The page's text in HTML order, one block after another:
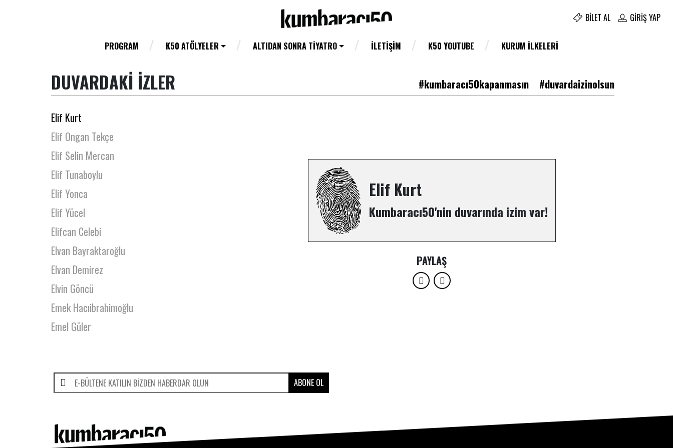
BILET AL GIRIŞ YAP
PROGRAM K50 ATÖLYELER ALTIDAN SONRA TIYATRO İLETIŞIM K50 YOUTUBE KURUM İLKELERI
DUVARDAKİ İZLER #kumbaracı50kapanmasın #duvardaizinolsun
Elif Hayta
Elif İpek Akkaya
Elif Kurt
Elif Ongan Tekçe
Elif Selin Mercan
Elif Tunaboylu
Elif Yonca
Elif Yücel
Elifcan Celebi
Elvan Bayraktaroğlu
Elvan Demirez
Elvin Göncü
Emek Hacıibrahimoğlu
Emel Güler
Emre Bayer
Emre Cosar
Emre Coşkun
Elif Kurt
Kumbaracı50'nin duvarında izim var!
PAYLAŞ
ABONE OL